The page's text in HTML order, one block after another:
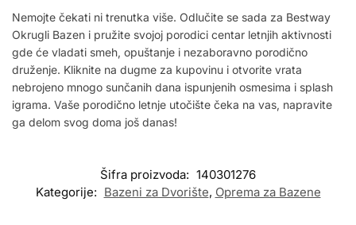
Nemojte čekati ni trenutka više. Odlučite se sada za Bestway
Okrugli Bazen i pružite svojoj porodici centar letnjih aktivnosti
gde će vladati smeh, opuštanje i nezaboravno porodično
druženje. Kliknite na dugme za kupovinu i otvorite vrata
nebrojeno mnogo sunčanih dana ispunjenih osmesima i splash
igrama. Vaše porodično letnje utočište čeka na vas, napravite
ga delom svog doma još danas!
Šifra proizvoda: 140301276
Kategorije: Bazeni za Dvorište, Oprema za Bazene